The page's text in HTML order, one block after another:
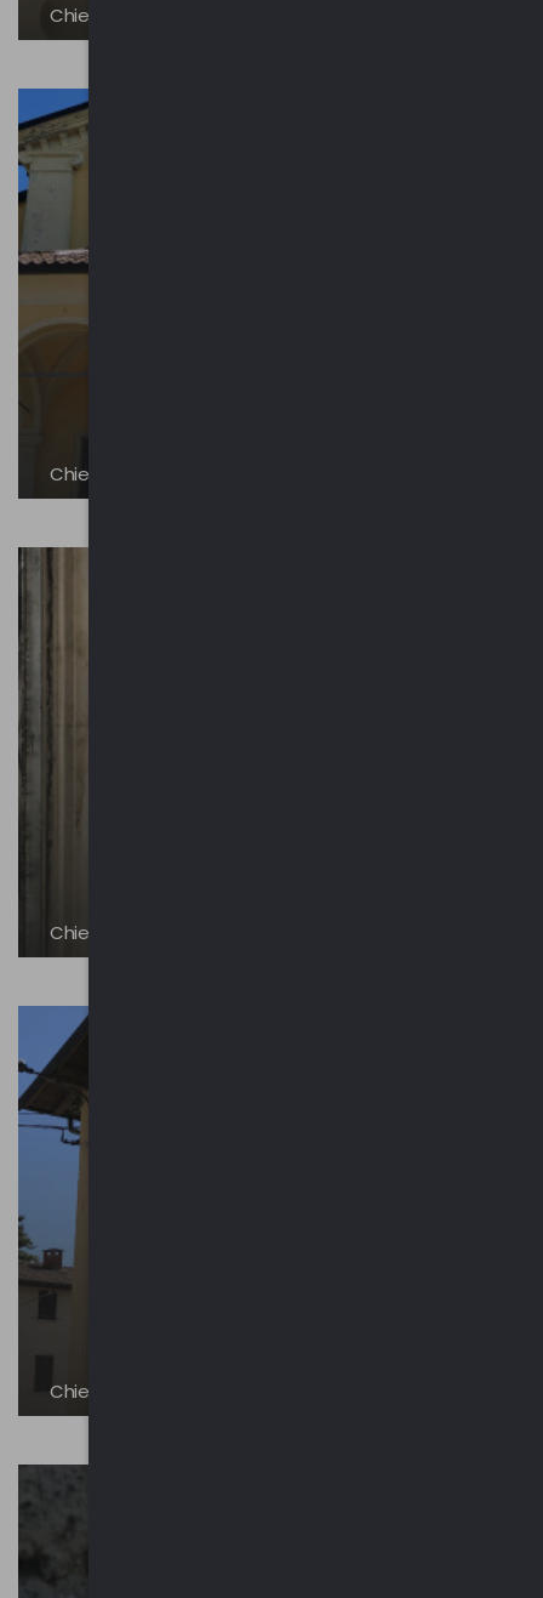
Chiesa dei Santi Pietro e Paolo
Chiesa di San Giorgio | Ligurno
Chiesa di San Lorenzo
Chiesa di San Bernardino | Gaggiolo